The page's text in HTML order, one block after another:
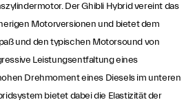
Der Ghibli Hybrid vereint das
Motorversionen und bietet dem
und den typischen Motorsound von
Leistungsentfaltung eines
Drehmoment eines Diesels im unteren
bietet dabei die Elastizität der